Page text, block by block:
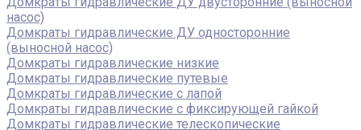
насос)
Домкраты гидравлические ДУ односторонние
(выносной насос)
Домкраты гидравлические низкие
Домкраты гидравлические путевые
Домкраты гидравлические с лапой
Домкраты гидравлические с фиксирующей гайкой
Домкраты гидравлические телескопические